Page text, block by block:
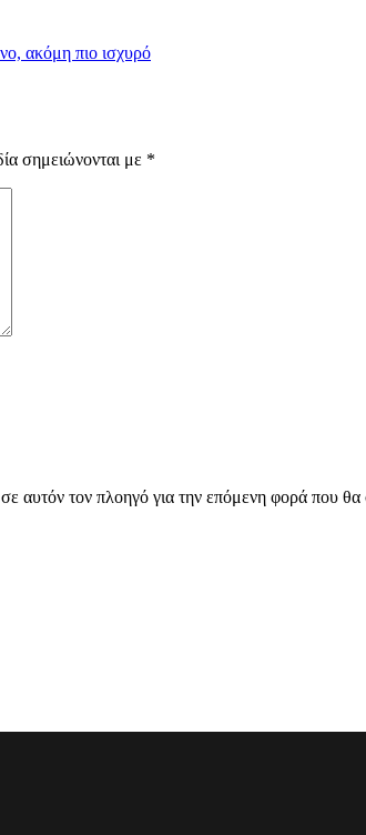
ακόμη πιο ισχυρό
σημειώνονται με *
αυτόν τον πλοηγό για την επόμενη φορά που